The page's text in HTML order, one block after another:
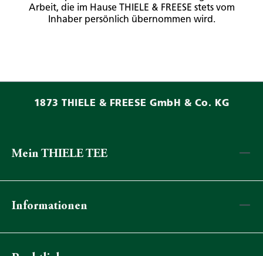
Arbeit, die im Hause THIELE & FREESE stets vom
Inhaber persönlich übernommen wird.
1873 THIELE & FREESE GmbH & Co. KG
Mein THIELE TEE
Informationen